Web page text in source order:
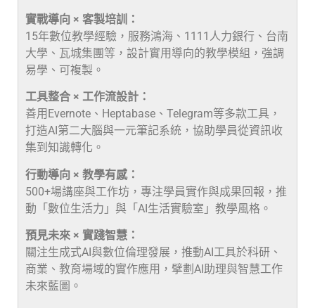
實戰導向 × 客製培訓：
15年數位教學經驗，服務鴻海、1111人力銀行、台南
大學、瓦城集團等，設計實用導向的教學模組，強調
易學、可複製。
工具整合 × 工作流設計：
善用Evernote、Heptabase、Telegram等多款工具，
打造AI第二大腦與一元筆記系統，協助學員從資訊收
集到知識轉化。
行動導向 × 教學有感：
500+場講座與工作坊，專注學員實作與成果回報，推
動「數位生活力」與「AI生活實驗室」教學風格。
預見未來 × 實踐智慧：
關注生成式AI與數位倫理發展，推動AI工具於科研、
商業、教育場域的實作應用，擘劃AI助理與智慧工作
未來藍圖。